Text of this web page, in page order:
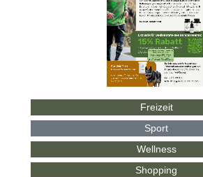
Freizeit
Sport
Wellness
Shopping